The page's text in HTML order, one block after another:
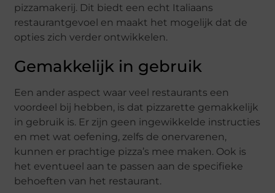
pizzamakerij. Dit biedt een echt Italiaans
restaurantgevoel en maakt het mogelijk dat de
opties zich verder ontwikkelen.
Gemakkelijk in gebruik
Een ander aspect waar veel restaurants een
voordeel bij hebben, is dat pizzarette gemakkelijk
in gebruik is. Er zijn geen ingewikkelde instructies
en met wat oefening, zelfs de onervarenen,
kunnen er prachtige pizza’s mee maken. Ook is
het eventueel aan te passen aan de specifieke
behoeften van het restaurant.